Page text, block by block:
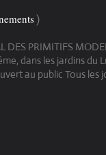
)
DES PRIMITIFS
dans les jardins du
au public Tous les